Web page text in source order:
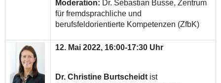
Moderation: Dr. Sebastian Busse, Zentrum
für fremdsprachliche und
berufsfeldorientierte Kompetenzen (ZfbK)
12. Mai 2022, 16:00-17:30 Uhr
Dr. Christine Burtscheidt ist